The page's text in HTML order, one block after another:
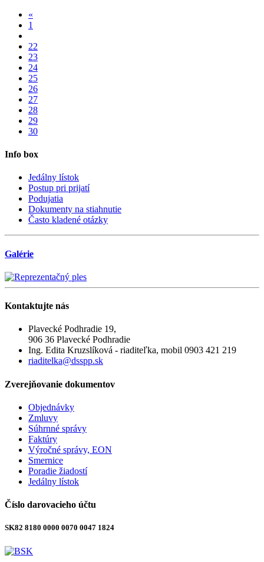
«
1
22
23
24
25
26
27
28
29
30
Info box
Jedálny lístok
Postup pri prijatí
Podujatia
Dokumenty na stiahnutie
Často kladené otázky
Galérie
Kontaktujte nás
Plavecké Podhradie 19,
906 36 Plavecké Podhradie
Ing. Edita Kruzslíková - riaditeľka, mobil 0903 421 219
riaditelka@dsspp.sk
Zverejňovanie dokumentov
Objednávky
Zmluvy
Súhrnné správy
Faktúry
Výročné správy, EON
Smernice
Poradie žiadostí
Jedálny lístok
Číslo darovacieho účtu
SK82 8180 0000 0070 0047 1824